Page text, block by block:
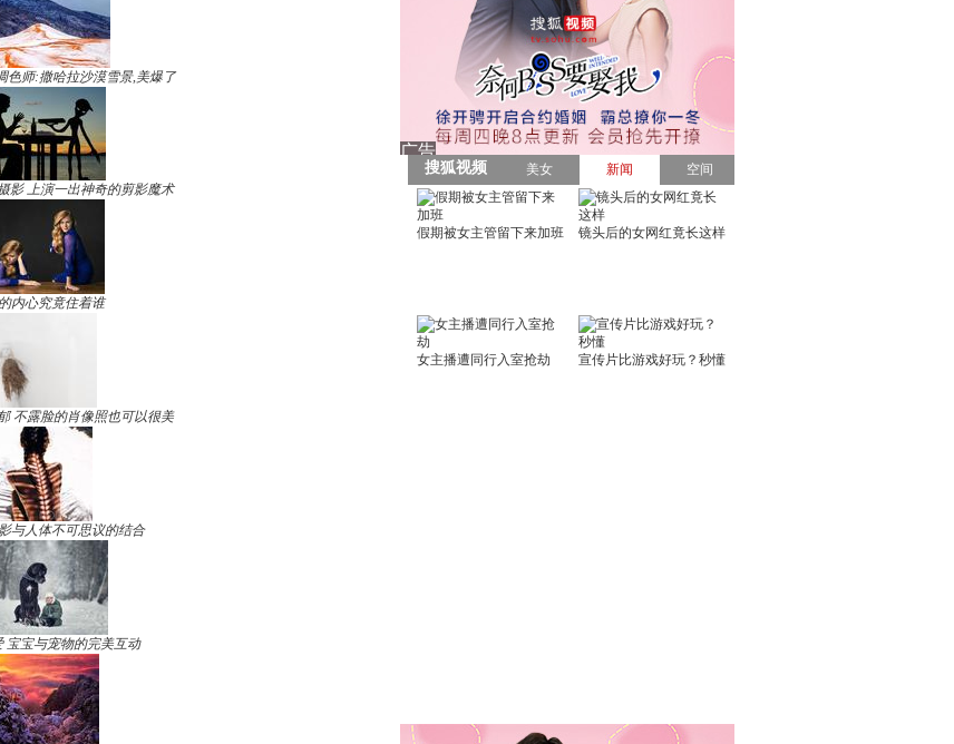
色师:撒哈拉沙漠雪景,美爆了
影 上演一出神奇的剪影魔术
内心究竟住着谁
不露脸的肖像照也可以很美
与人体不可思议的结合
宝宝与宠物的完美互动